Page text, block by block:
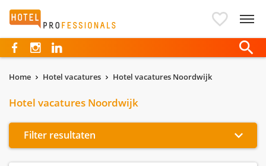
Hotelprofessionals
Home Hotel vacatures Hotel vacatures Noordwijk
Hotel vacatures Noordwijk
Filter resultaten